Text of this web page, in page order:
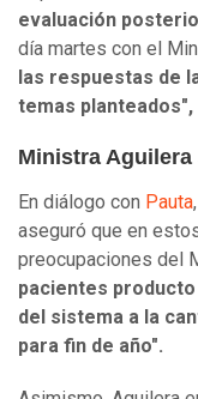
evaluación
día martes con el
las respuestas de
temas planteados",
Ministra
En diálogo con Pauta
aseguró que en
preocupaciones del
pacientes
del sistema a la
para fin de año".